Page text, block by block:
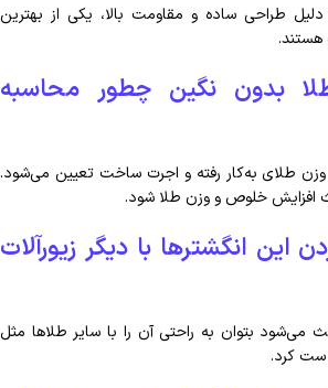
دلیل طراحی ساده و مقاومت بالا، یکی از بهترین
هستند.
بدون نگین چطور محاسبه
طلای به‌کار رفته و اجرت ساخت تعیین می‌شود.
افزایش خلوص و وزن طلا شود.
این انگشترها با دیگر زیورآلات
می‌شود بتوان به راحتی آن را با سایر طلاها مثل
ست کرد.